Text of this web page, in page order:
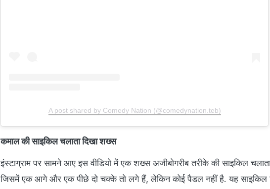
A post shared by Comedy Nation (@comedynation.teb)
कमाल की साइकिल चलाता दिखा शख्स
इंस्टाग्राम पर सामने आए इस वीडियो में एक शख्स अजीबोगरीब तरीके की साइकिल
जिसमें एक आगे और एक पीछे दो चक्के तो लगे हैं, लेकिन कोई पैडल नहीं है. यह साइकिल